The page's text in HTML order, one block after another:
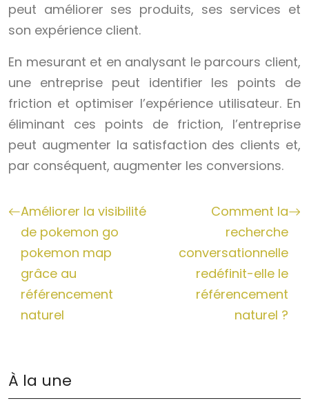
peut améliorer ses produits, ses services et
son expérience client.
En mesurant et en analysant le parcours client,
une entreprise peut identifier les points de
friction et optimiser l’expérience utilisateur. En
éliminant ces points de friction, l’entreprise
peut augmenter la satisfaction des clients et,
par conséquent, augmenter les conversions.
Améliorer la visibilité
de pokemon go
pokemon map
grâce au
référencement
naturel
Comment la
recherche
conversationnelle
redéfinit-elle le
référencement
naturel ?
À la une